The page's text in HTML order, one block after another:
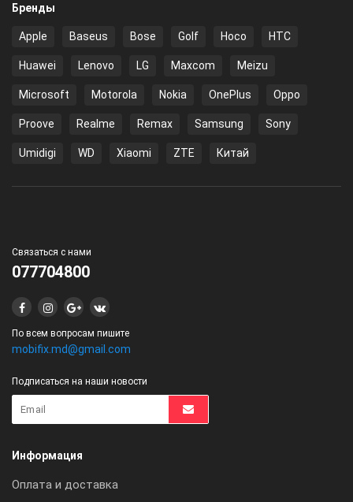
Бренды
Apple Baseus Bose Golf Hoco HTC
Huawei Lenovo LG Maxcom Meizu
Microsoft Motorola Nokia OnePlus Oppo
Proove Realme Remax Samsung Sony
Umidigi WD Xiaomi ZTE Китай
Связаться с нами
077704800
По всем вопросам пишите
mobifix.md@gmail.com
Подписаться на наши новости
Информация
Оплата и доставка